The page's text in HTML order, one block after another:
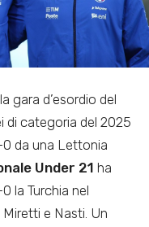
gara d’esordio del
di categoria del 2025
da una Lettonia
Under 21 ha
la Turchia nel
e Nasti. Un